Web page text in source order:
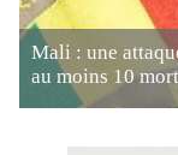
Mali : une
au moins 10